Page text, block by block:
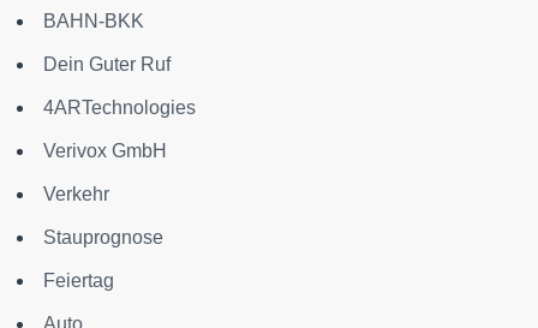
BAHN-BKK
Dein Guter Ruf
4ARTechnologies
Verivox GmbH
Verkehr
Stauprognose
Feiertag
Auto